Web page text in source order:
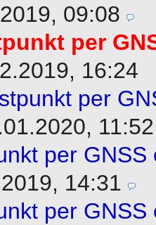
09:08
per
16:24
per
11:52
per GNSS
14:31
per GNSS